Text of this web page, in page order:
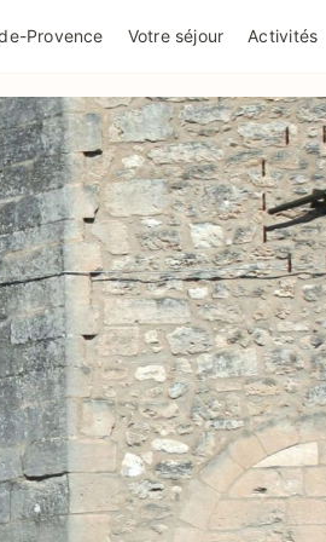
Provence Votre séjour Activités
DE CONFIDENTIALITÉ